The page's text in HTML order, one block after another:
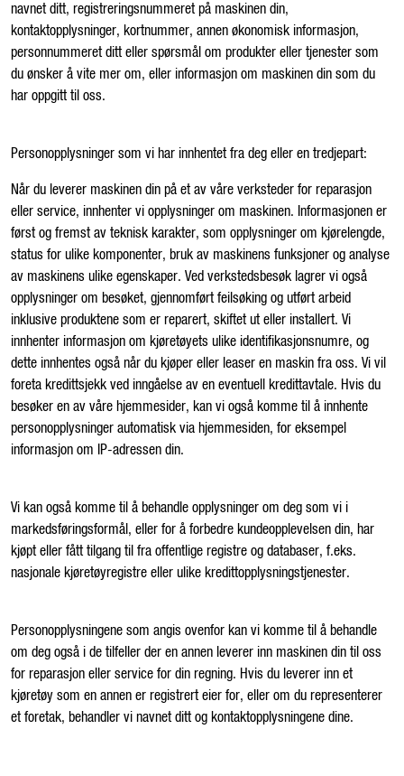
navnet ditt, registreringsnummeret på maskinen din,
kontaktopplysninger, kortnummer, annen økonomisk informasjon,
personnummeret ditt eller spørsmål om produkter eller tjenester som
du ønsker å vite mer om, eller informasjon om maskinen din som du
har oppgitt til oss.
Personopplysninger som vi har innhentet fra deg eller en tredjepart:
Når du leverer maskinen din på et av våre verksteder for reparasjon
eller service, innhenter vi opplysninger om maskinen. Informasjonen er
først og fremst av teknisk karakter, som opplysninger om kjørelengde,
status for ulike komponenter, bruk av maskinens funksjoner og analyse
av maskinens ulike egenskaper. Ved verkstedsbesøk lagrer vi også
opplysninger om besøket, gjennomført feilsøking og utført arbeid
inklusive produktene som er reparert, skiftet ut eller installert. Vi
innhenter informasjon om kjøretøyets ulike identifikasjonsnumre, og
dette innhentes også når du kjøper eller leaser en maskin fra oss. Vi vil
foreta kredittsjekk ved inngåelse av en eventuell kredittavtale. Hvis du
besøker en av våre hjemmesider, kan vi også komme til å innhente
personopplysninger automatisk via hjemmesiden, for eksempel
informasjon om IP-adressen din.
Vi kan også komme til å behandle opplysninger om deg som vi i
markedsføringsformål, eller for å forbedre kundeopplevelsen din, har
kjøpt eller fått tilgang til fra offentlige registre og databaser, f.eks.
nasjonale kjøretøyregistre eller ulike kredittopplysningstjenester.
Personopplysningene som angis ovenfor kan vi komme til å behandle
om deg også i de tilfeller der en annen leverer inn maskinen din til oss
for reparasjon eller service for din regning. Hvis du leverer inn et
kjøretøy som en annen er registrert eier for, eller om du representerer
et foretak, behandler vi navnet ditt og kontaktopplysningene dine.